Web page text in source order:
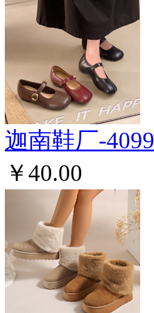
迦南鞋厂-4099
￥40.00